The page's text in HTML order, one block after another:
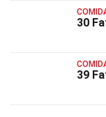
30
39